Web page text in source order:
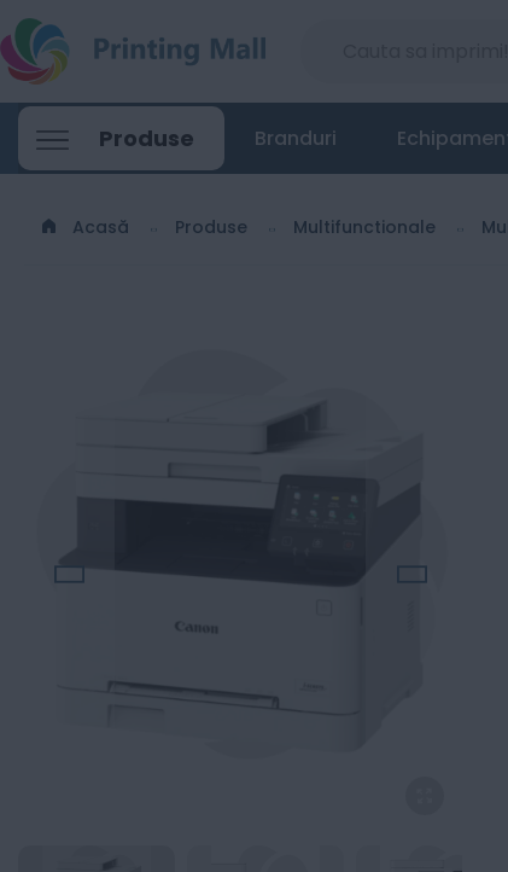
Produse Branduri
Acasă Produse Multifunctionale